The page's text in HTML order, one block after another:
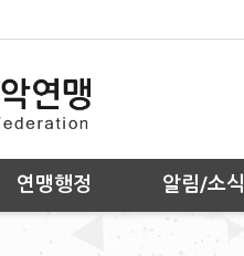
연맹행정 알림/소식